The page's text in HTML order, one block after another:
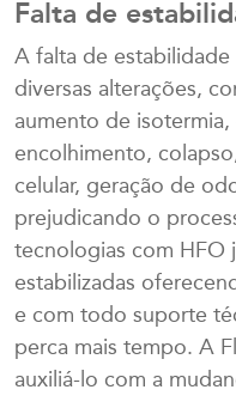
Falta de
A falta de
diversas alterações,
aumento de isotermia,
encolhimento,
celular, geração de
prejudicando o
tecnologias com HFO
estabilizadas
e com todo suporte
perca mais tempo. A
auxiliá-lo com a